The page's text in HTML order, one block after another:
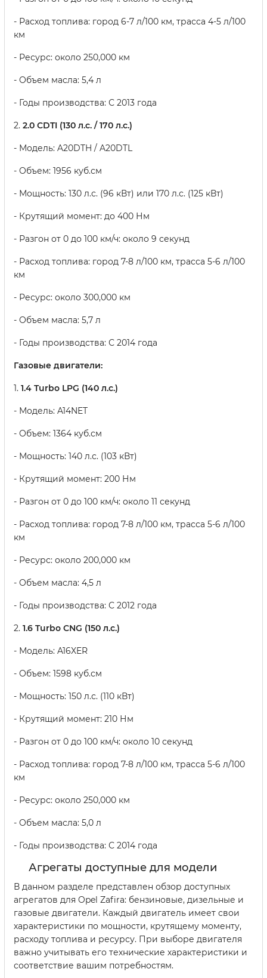
- Расход топлива: город 6-7 л/100 км, трасса 4-5 л/100
км
- Ресурс: около 250,000 км
- Объем масла: 5,4 л
- Годы производства: С 2013 года
2. 2.0 CDTI (130 л.с. / 170 л.с.)
- Модель: A20DTH / A20DTL
- Объем: 1956 куб.см
- Мощность: 130 л.с. (96 кВт) или 170 л.с. (125 кВт)
- Крутящий момент: до 400 Нм
- Разгон от 0 до 100 км/ч: около 9 секунд
- Расход топлива: город 7-8 л/100 км, трасса 5-6 л/100
км
- Ресурс: около 300,000 км
- Объем масла: 5,7 л
- Годы производства: С 2014 года
Газовые двигатели:
1. 1.4 Turbo LPG (140 л.с.)
- Модель: A14NET
- Объем: 1364 куб.см
- Мощность: 140 л.с. (103 кВт)
- Крутящий момент: 200 Нм
- Разгон от 0 до 100 км/ч: около 11 секунд
- Расход топлива: город 7-8 л/100 км, трасса 5-6 л/100
км
- Ресурс: около 200,000 км
- Объем масла: 4,5 л
- Годы производства: С 2012 года
2. 1.6 Turbo CNG (150 л.с.)
- Модель: A16XER
- Объем: 1598 куб.см
- Мощность: 150 л.с. (110 кВт)
- Крутящий момент: 210 Нм
- Разгон от 0 до 100 км/ч: около 10 секунд
- Расход топлива: город 7-8 л/100 км, трасса 5-6 л/100
км
- Ресурс: около 250,000 км
- Объем масла: 5,0 л
- Годы производства: С 2014 года
Агрегаты доступные для модели
В данном разделе представлен обзор доступных
агрегатов для Opel Zafira: бензиновые, дизельные и
газовые двигатели. Каждый двигатель имеет свои
характеристики по мощности, крутящему моменту,
расходу топлива и ресурсу. При выборе двигателя
важно учитывать его технические характеристики и
соответствие вашим потребностям.